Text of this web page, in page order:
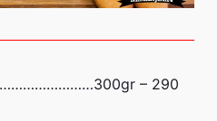
– 290